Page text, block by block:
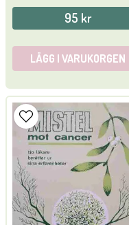
95 kr
LÄGG I VARUKORGEN